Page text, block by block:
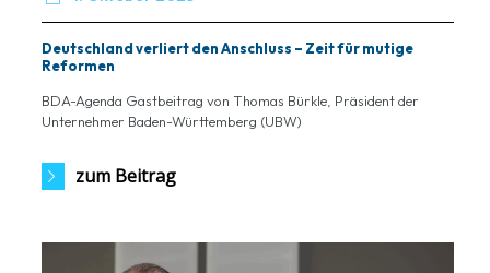
Deutschland verliert den Anschluss – Zeit für mutige
Reformen
BDA-Agenda Gastbeitrag von Thomas Bürkle, Präsident der
Unternehmer Baden-Württemberg (UBW)
zum Beitrag